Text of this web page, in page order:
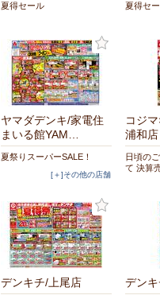
夏得セール
夏得セ
ヤマダデンキ/家電住
まいる館YAM…
夏祭りスーパーSALE！
[＋]その他の店舗
コジ
浦和店
日頃の
て 決算
デンキチ/上尾店 デン